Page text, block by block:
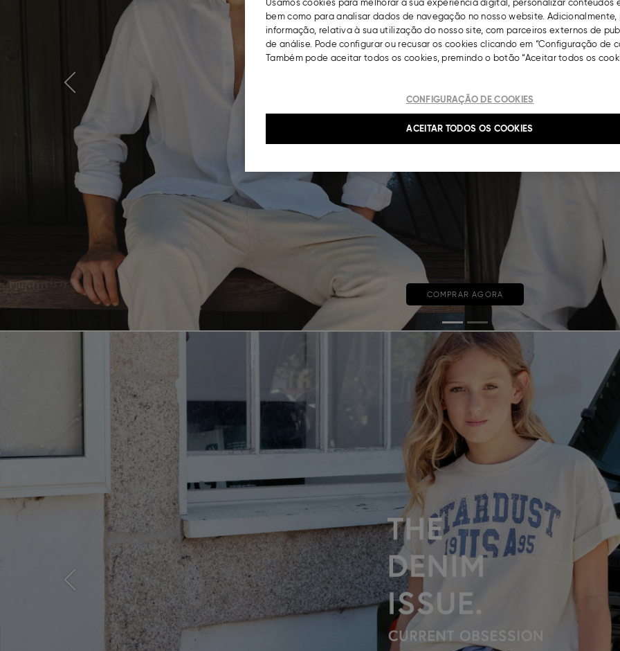
COMPRAR AGORA
Previous
Previous
Usamos cookies para melhorar a sua experiência digital, personalizar conteúdos
bem como para analisar dados de navegação no nosso website.
informação, relativa à sua utilização do nosso site, com parceiros externos de
de análise. Pode configurar ou recusar os cookies clicando em “Configuração de
Também pode aceitar todos os cookies, premindo o botão “Aceitar todos os
CONFIGURAÇÃO DE COOKIES
ACEITAR TODOS OS COOKIES